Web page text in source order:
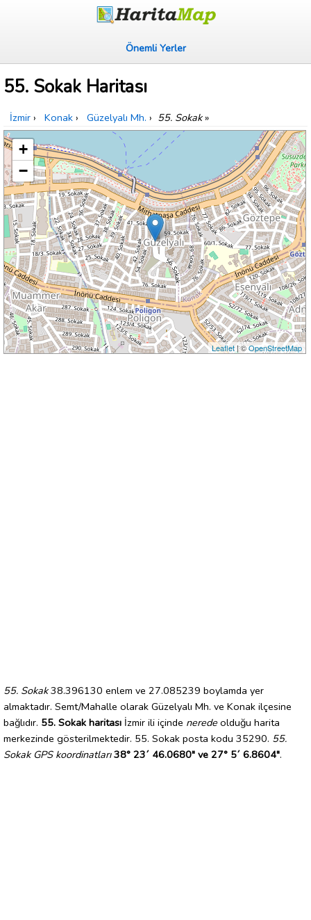
Önemli Yerler
55. Sokak Haritası
İzmir › Konak › Güzelyalı Mh. › 55. Sokak»
+
−
Leaflet| ©OpenStreetMap
55. Sokak38.396130 enlem ve 27.085239 boylamda yer
almaktadır. Semt/Mahalle olarak Güzelyalı Mh. ve Konak ilçesine
bağlıdır. 55. Sokak haritası İzmir ili içinde nerede olduğu harita
merkezinde gösterilmektedir. 55. Sokak posta kodu 35290. 55.
Sokak GPS koordinatları 38° 23´ 46.0680" ve 27° 5´ 6.8604".